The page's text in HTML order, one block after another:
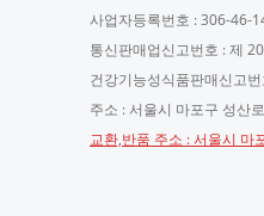
사업자등록번호 : 306-46-
통신판매업신고번호 : 제
건강기능성식품판매신고
주소 : 서울시 마포구 성산
교환,반품 주소 : 서울시 마